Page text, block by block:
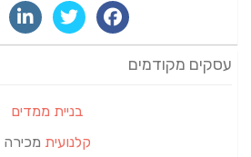
עסקים מקודמים
בניית ממדים
קלנועיתמכירה